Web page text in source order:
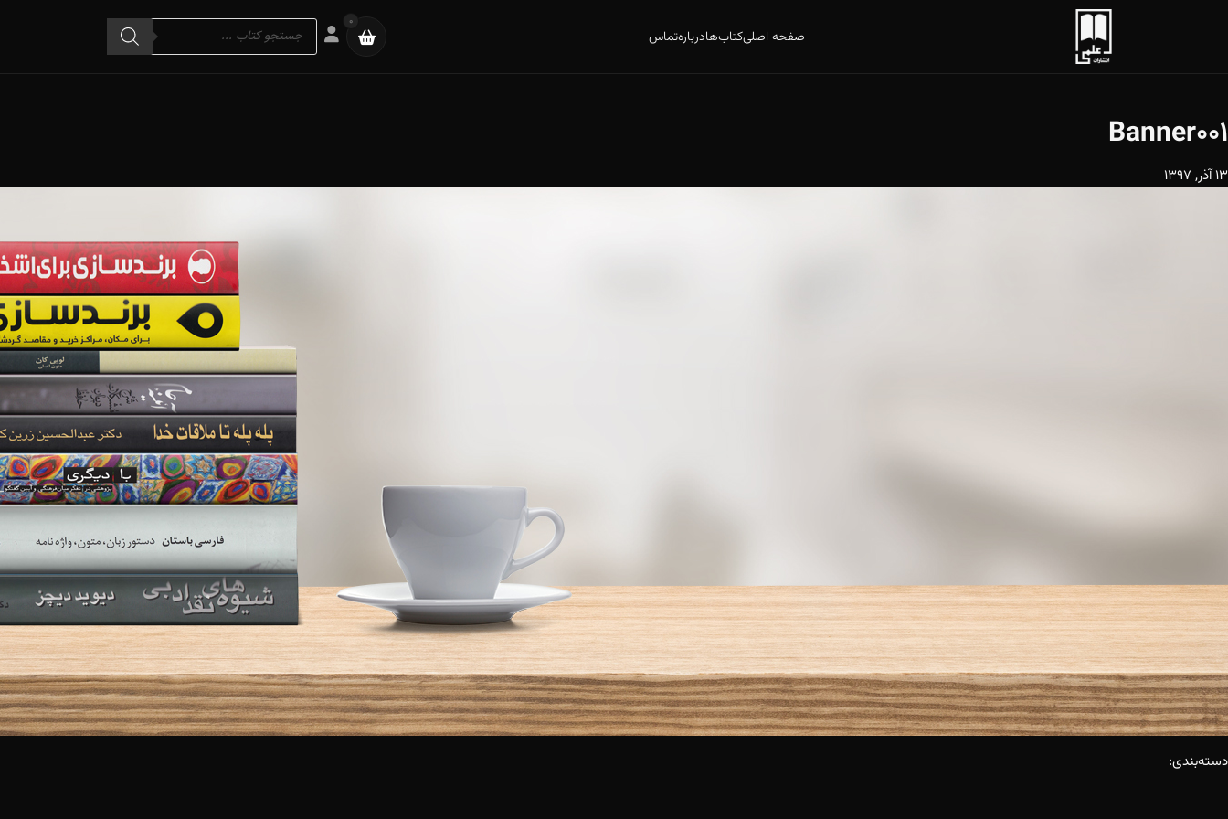
صفحه اصلیکتاب‌هادربارهتماس
0
Products
search
Banner001
13 آذر, 1397
دسته‌بندی: